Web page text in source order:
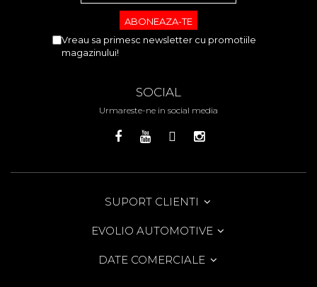
Vreau sa primesc newsletter cu promotiile
magazinului!
SOCIAL
Urmareste-ne in social media
SUPORT CLIENTI
EVOLIO AUTOMOTIVE
DATE COMERCIALE